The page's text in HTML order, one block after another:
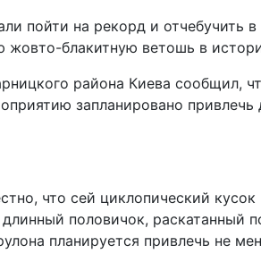
пойти на рекорд и отчебучить
блакитную ветошь в
района Киева сообщил,
запланировано
что сей циклопический
половичок, раскатанный
планируется привлечь не